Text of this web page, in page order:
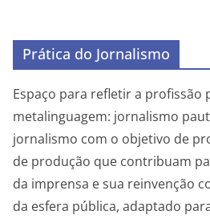
Prática do Jornalismo
Espaço para refletir a profissão
metalinguagem: jornalismo
jornalismo com o objetivo de
de produção que contribuam
da imprensa e sua reinvenção
da esfera pública, adaptado